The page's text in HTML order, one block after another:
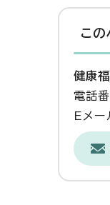
この
健康
電話
Eメ